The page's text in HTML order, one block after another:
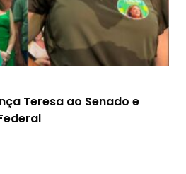
Teresa ao Senado e